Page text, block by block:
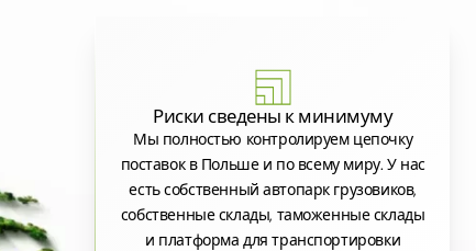
Риски сведены к минимуму
Мы полностью контролируем цепочку
поставок в Польше и по всему миру. У нас
есть собственный автопарк грузовиков,
собственные склады, таможенные склады
и платформа для транспортировки